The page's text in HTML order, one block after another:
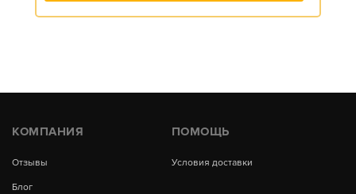
КОМПАНИЯ
Отзывы
Блог
ПОМОЩЬ
Условия доставки